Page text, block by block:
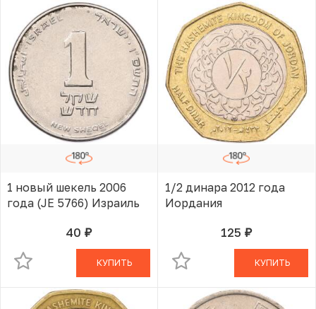
1 новый шекель 2006
года (JE 5766) Израиль
40 руб.В КОРЗИНЕ
КУПИТЬ
1/2 динара 2012 года
Иордания
125 руб.В КОРЗИНЕ
КУПИТЬ